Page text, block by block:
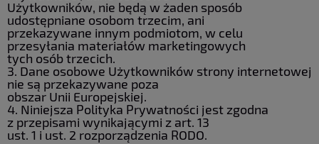
Użytkowników, nie będą w żaden sposób
udostępniane osobom trzecim, ani
przekazywane innym podmiotom, w celu
przesyłania materiałów marketingowych
tych osób trzecich.
3. Dane osobowe Użytkowników strony internetowej
nie są przekazywane poza
obszar Unii Europejskiej.
4. Niniejsza Polityka Prywatności jest zgodna
z przepisami wynikającymi z art. 13
ust. 1 i ust. 2 rozporządzenia RODO.